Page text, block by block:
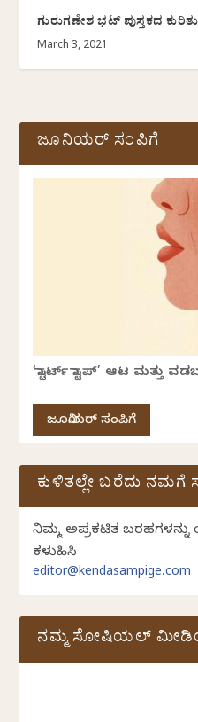
ಗುರುಗಣೇಶ ಭಟ್‌ ಪುಸ್ತಕದ
March 3, 2021
ಜೂನಿಯರ್ ಸಂಪಿಗೆ
‘ಸ್ಟಾರ್ಟ್ ಸ್ಟಾಪ್’ ಆಟ ಮತ್ತು
ಜೂನಿಯರ್ ಸಂಪಿಗೆ
ಕುಳಿತಲ್ಲೇ ಬರೆದು ನಮಗೆ
ನಿಮ್ಮ ಅಪ್ರಕಟಿತ
ಕಳುಹಿಸಿ
editor@kendasampige.com
ನಮ್ಮ ಸೋಷಿಯಲ್‌